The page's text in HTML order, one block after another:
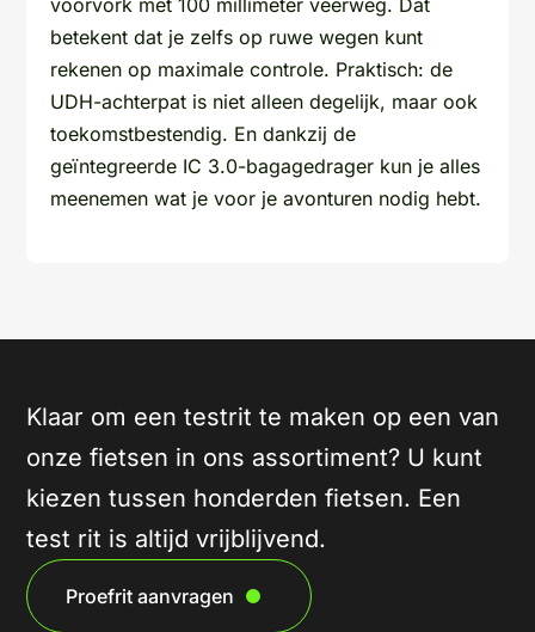
voorvork met 100 millimeter veerweg. Dat
betekent dat je zelfs op ruwe wegen kunt
rekenen op maximale controle. Praktisch: de
UDH-achterpat is niet alleen degelijk, maar ook
toekomstbestendig. En dankzij de
geïntegreerde IC 3.0-bagagedrager kun je alles
meenemen wat je voor je avonturen nodig hebt.
Klaar om een testrit te maken op een van
onze fietsen in ons assortiment? U kunt
kiezen tussen honderden fietsen. Een
test rit is altijd vrijblijvend.
Proefrit aanvragen